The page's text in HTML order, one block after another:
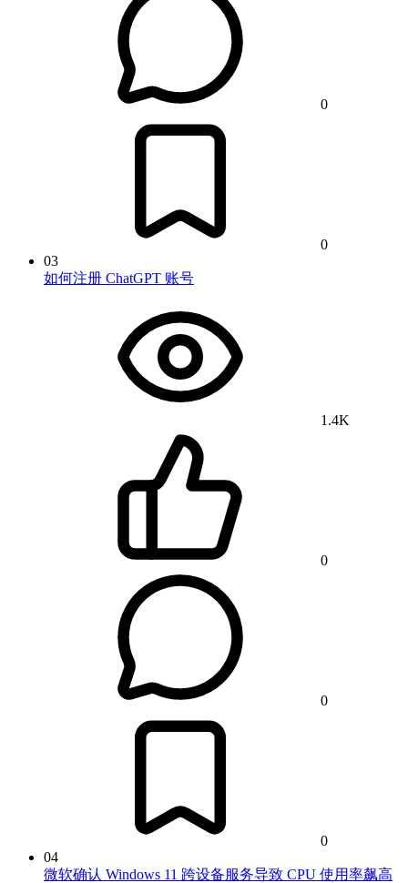
0
0
03
如何注册 ChatGPT 账号
1.4K
0
0
0
04
微软确认 Windows 11 跨设备服务导致 CPU 使用率飙高